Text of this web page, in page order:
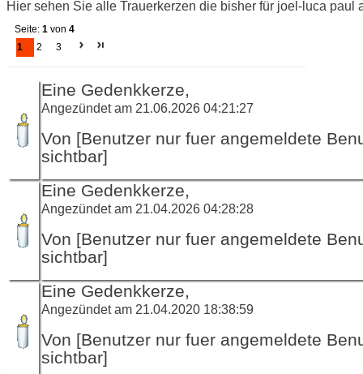
Hier sehen Sie alle Trauerkerzen die bisher für joel-luca paul
Seite: 1 von 4
1
2 3
Eine Gedenkkerze,
Angezündet am 21.06.2026 04:21:27
Von [Benutzer nur fuer angemeldete
sichtbar]
Eine Gedenkkerze,
Angezündet am 21.04.2026 04:28:28
Von [Benutzer nur fuer angemeldete
sichtbar]
Eine Gedenkkerze,
Angezündet am 21.04.2020 18:38:59
Von [Benutzer nur fuer angemeldete
sichtbar]